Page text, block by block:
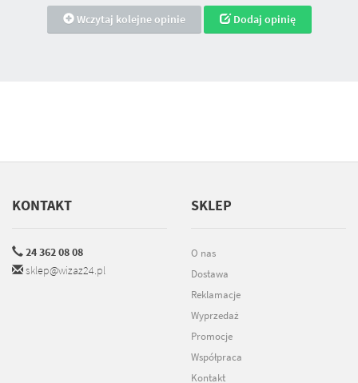
Wczytaj kolejne opinie Dodaj opinię
KONTAKT
24 362 08 08
sklep@wizaz24.pl
SKLEP
O nas
Dostawa
Reklamacje
Wyprzedaż
Promocje
Współpraca
Kontakt